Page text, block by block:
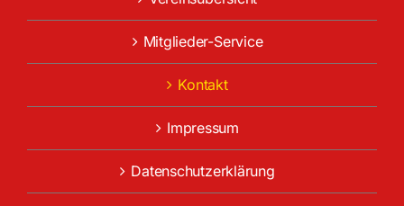
Mitglieder-Service
Kontakt
Impressum
Datenschutzerklärung